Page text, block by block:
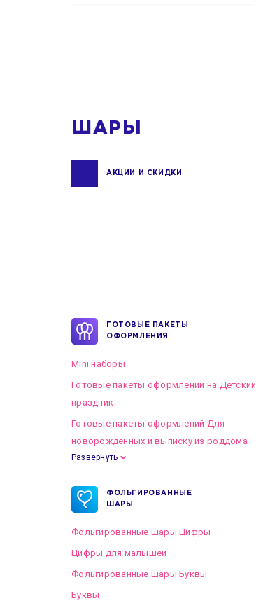
ШАРЫ
АКЦИИ И СКИДКИ
ГОТОВЫЕ ПАКЕТЫ
ОФОРМЛЕНИЯ
Mini наборы
Готовые пакеты оформлений на Детский
праздник
Готовые пакеты оформлений Для
новорожденных и выписку из роддома
Готовые пакеты оформлений на Свадьбу
Развернуть
ФОЛЬГИРОВАННЫЕ
ШАРЫ
Фольгированные шары Цифры
Цифры для малышей
Фольгированные шары Буквы
Буквы